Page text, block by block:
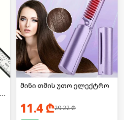
მინი თმის უთო ელექტრო
11.4₾29.22₾